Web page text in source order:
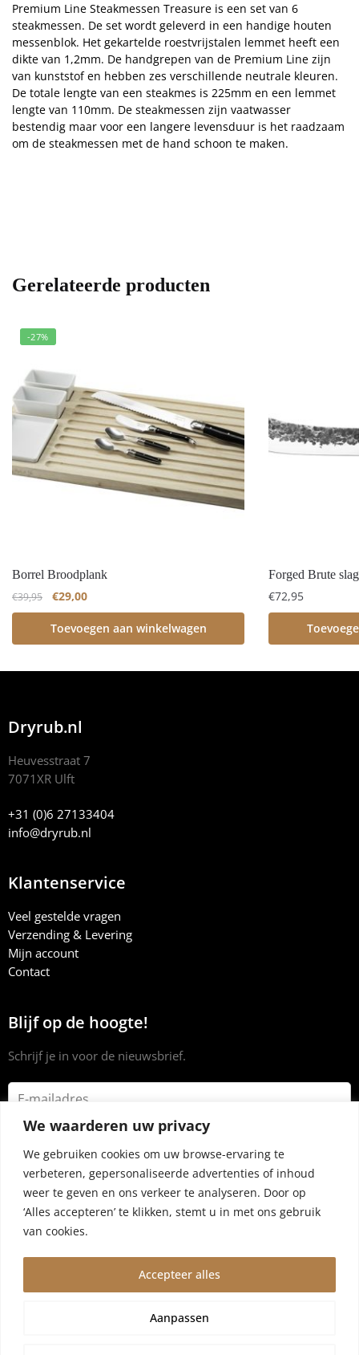
We waarderen uw privacy
We gebruiken cookies om uw browse-ervaring te
verbeteren, gepersonaliseerde advertenties of inhoud
weer te geven en ons verkeer te analyseren. Door op
‘Alles accepteren’ te klikken, stemt u in met ons gebruik
van cookies.
Aanpassen
Accepteer alles
Premium Line Steakmessen Treasure is een set van 6
steakmessen. De set wordt geleverd in een handige houten
messenblok. Het gekartelde roestvrijstalen lemmet heeft een
dikte van 1,2mm. De handgrepen van de Premium Line zijn
van kunststof en hebben zes verschillende neutrale kleuren.
De totale lengte van een steakmes is 225mm en een lemmet
lengte van 110mm. De steakmessen zijn vaatwasser
bestendig maar voor een langere levensduur is het raadzaam
om de steakmessen met de hand schoon te maken.
Gerelateerde producten
-27%
Borrel Broodplank
€39,95 €29,00
Toevoegen aan winkelwagen
Forged Brute
€72,95
Dryrub.nl
Heuvesstraat 7
7071XR Ulft
+31 (0)6 27133404
info@dryrub.nl
Klantenservice
Veel gestelde vragen
Verzending & Levering
Mijn account
Contact
Blijf op de hoogte!
Schrijf je in voor de nieuwsbrief.
© 2024 Dryrub.nl |